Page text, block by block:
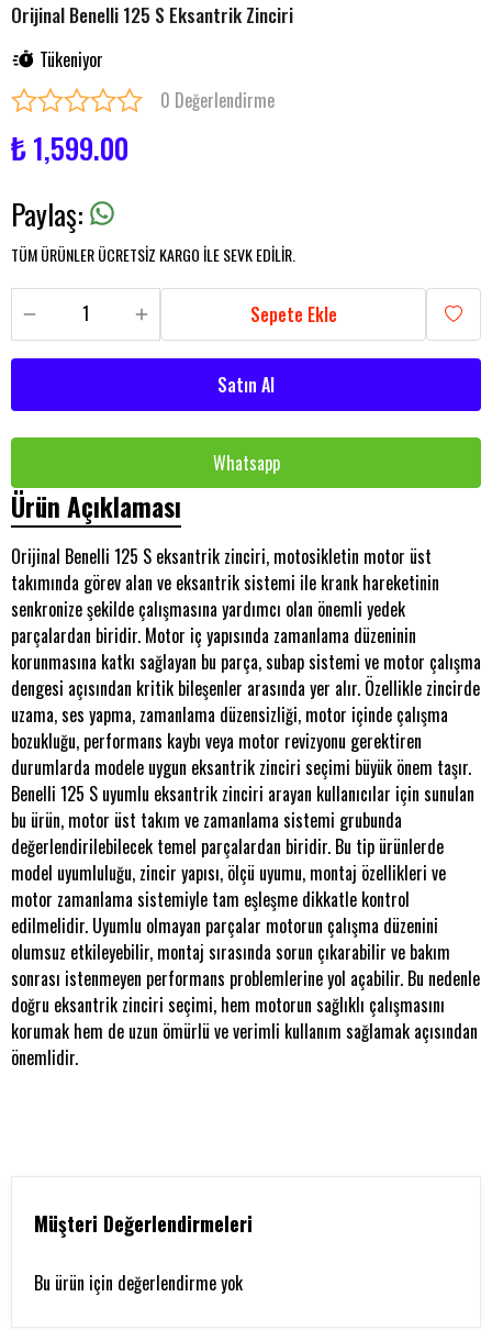
Orijinal Benelli 125 S Eksantrik Zinciri
Tükeniyor
0 Değerlendirme
₺ 1,599.00
Paylaş:
TÜM ÜRÜNLER ÜCRETSİZ KARGO İLE SEVK EDİLİR.
Sepete Ekle
Satın Al
Whatsapp
Ürün Açıklaması
Orijinal Benelli 125 S eksantrik zinciri, motosikletin motor üst
takımında görev alan ve eksantrik sistemi ile krank hareketinin
senkronize şekilde çalışmasına yardımcı olan önemli yedek
parçalardan biridir. Motor iç yapısında zamanlama düzeninin
korunmasına katkı sağlayan bu parça, subap sistemi ve motor çalışma
dengesi açısından kritik bileşenler arasında yer alır. Özellikle zincirde
uzama, ses yapma, zamanlama düzensizliği, motor içinde çalışma
bozukluğu, performans kaybı veya motor revizyonu gerektiren
durumlarda modele uygun eksantrik zinciri seçimi büyük önem taşır.
Benelli 125 S uyumlu eksantrik zinciri arayan kullanıcılar için sunulan
bu ürün, motor üst takım ve zamanlama sistemi grubunda
değerlendirilebilecek temel parçalardan biridir. Bu tip ürünlerde
model uyumluluğu, zincir yapısı, ölçü uyumu, montaj özellikleri ve
motor zamanlama sistemiyle tam eşleşme dikkatle kontrol
edilmelidir. Uyumlu olmayan parçalar motorun çalışma düzenini
olumsuz etkileyebilir, montaj sırasında sorun çıkarabilir ve bakım
sonrası istenmeyen performans problemlerine yol açabilir. Bu nedenle
doğru eksantrik zinciri seçimi, hem motorun sağlıklı çalışmasını
korumak hem de uzun ömürlü ve verimli kullanım sağlamak açısından
önemlidir.
Müşteri Değerlendirmeleri
Bu ürün için değerlendirme yok